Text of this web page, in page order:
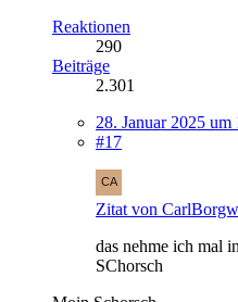
Reaktionen
290
Beiträge
2.301
28. Januar 2025 um
#17
Zitat von
das nehme ich mal
SChorsch